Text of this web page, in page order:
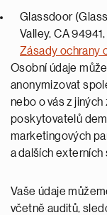
Glassdoor
Valley, CA
Zásady ochrany
Osobní údaje
anonymizovat
nebo o vás z
poskytovatelů
marketingových
a dalších externích
Vaše údaje
včetně auditů,